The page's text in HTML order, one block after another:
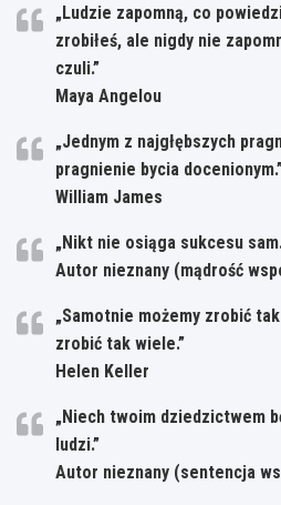
„Ludzie zapomną, co
zrobiłeś, ale nigdy nie
czuli.”
Maya Angelou
„Jednym z najgłębszych
pragnienie bycia
William James
„Nikt nie osiąga sukcesu
Autor nieznany (mądrość
„Samotnie możemy zrobić
zrobić tak wiele.”
Helen Keller
„Niech twoim dziedzictwem
ludzi.”
Autor nieznany (sentencja